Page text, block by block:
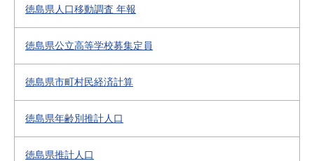
徳島県人口移動調査 年報
徳島県公立高等学校募集定員
徳島県市町村民経済計算
徳島県年齢別推計人口
徳島県推計人口